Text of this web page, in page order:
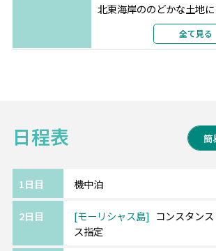
北東海岸ののどかな土地
植物に囲まれた理想的な
ます。建築デザインも見
イバシーを最大限に確保
います。アクティビティ
グレード：★★★★★
て
2025年10月1日より「ツー
全て見る
日程表 簡
1日目 機中泊
2日目 モーリシャス島
コンスタン
ス指定